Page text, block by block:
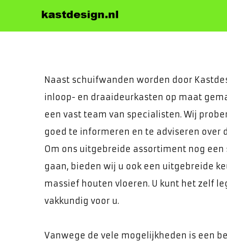
Kastdesign
Voor op maat gemaakte
Naast schuifwanden worden door
inloop- en draaideurkasten op maat
een vast team van specialisten. Wij
goed te informeren en te adviseren over
Om ons uitgebreide assortiment nog
gaan, bieden wij u ook een uitgebreide
massief houten vloeren. U kunt het zelf
vakkundig voor u.
Vanwege de vele mogelijkheden is een